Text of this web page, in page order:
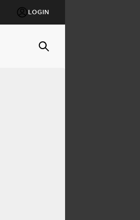
LOGIN